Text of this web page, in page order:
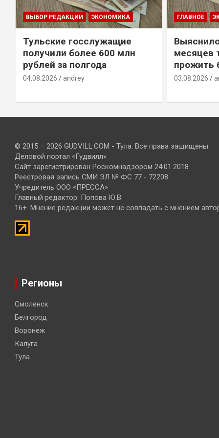
ВЫБОР РЕДАКЦИИ ЭКОНОМИКА
Тульские госслужащие
получили более 600 млн
рублей за полгода
04.08.2026 andrey
ГЛАВНОЕ
месяцев
прожить
03.08.2026
© 2015 – 2026 GUDVILL.COM - Тула. Все права защищены.
Деловой портал «Гудвилл»
Сайт зарегистрирован Роскомнадзором 24.01.2018
Реестровая запись СМИ ЭЛ № ФС 77 - 72208
Учредитель ООО «ПРЕССА»
Главный редактор: Попова Ю.В.
16+. Мнение редакции может не совпадать с мнением
Регионы
Смоленск
Белгород
Воронеж
Калуга
Тула